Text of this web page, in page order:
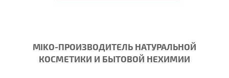
MIKO-ПРОИЗВОДИТЕЛЬ НАТУРАЛЬНОЙ
КОСМЕТИКИ И БЫТОВОЙ НЕХИМИИ